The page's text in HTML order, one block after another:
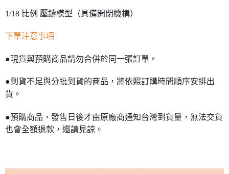
1/18 比例 壓鑄模型（具備開閉機構）
下單注意事項
●現貨與預購商品請勿合併於同一張訂單。
●到貨不足與分批到貨的商品，將依照訂購時間順序安排出
貨。
●預購商品，發售日後才由原廠商通知台灣到貨量，無法交貨
也會全額退款，還請見諒。